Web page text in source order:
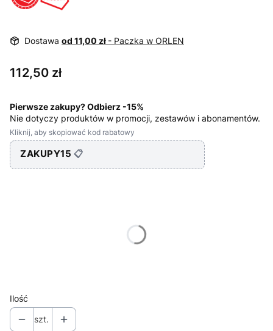
Dostawa od 11,00 zł - Paczka w ORLEN
Cena
112,50 zł
Pierwsze zakupy? Odbierz -15%
Nie dotyczy produktów w promocji, zestawów i abonamentów.
Kliknij, aby skopiować kod rabatowy
ZAKUPY15 📋
Ilość
szt.